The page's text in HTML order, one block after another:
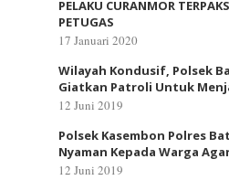
PELAKU CURANMOR
PETUGAS
17 Januari 2020
Wilayah Kondusif, Polsek
Giatkan Patroli Untuk
12 Juni 2019
Polsek Kasembon Polres
Nyaman Kepada Warga
12 Juni 2019